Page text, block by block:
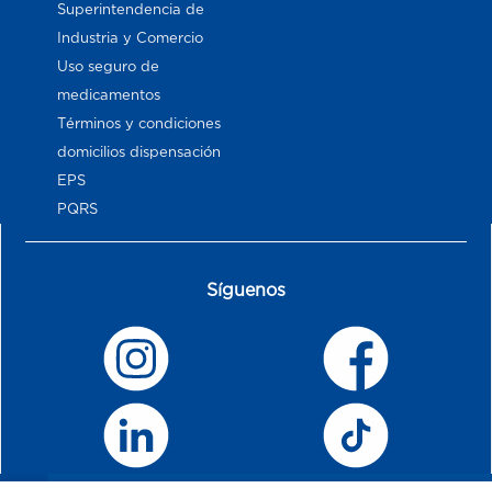
Superintendencia de
Industria y Comercio
Uso seguro de
medicamentos
Términos y condiciones
domicilios dispensación
EPS
PQRS
Síguenos